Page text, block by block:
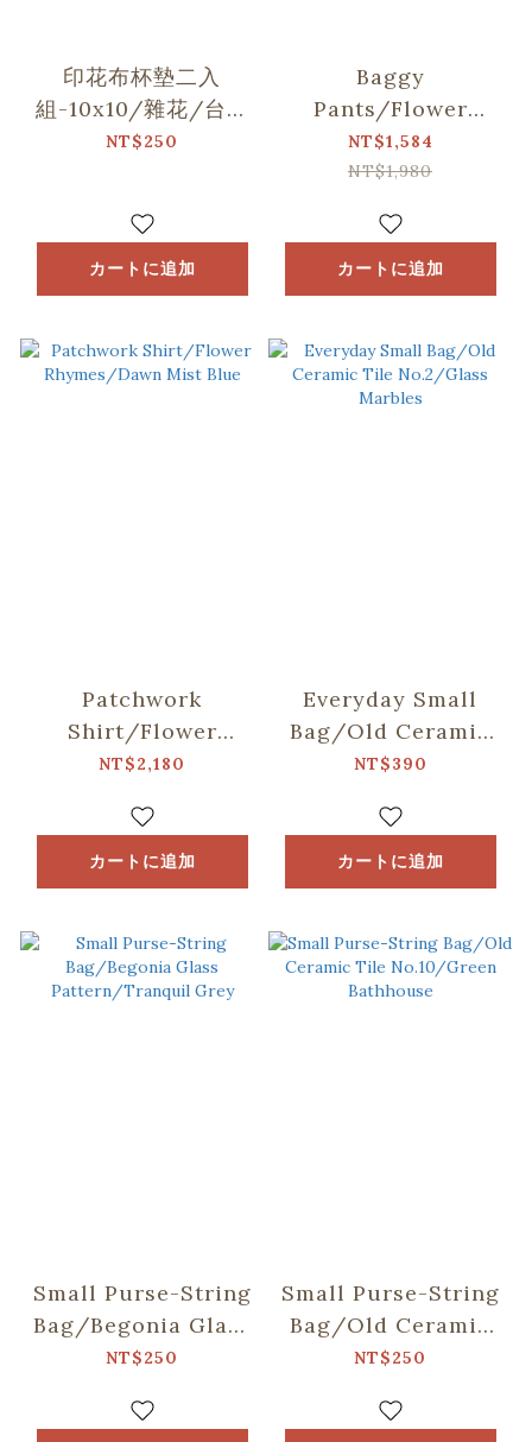
印花布杯墊二入
組-10x10/雜花/台灣
八哥5號/玻璃海棠
NT$250
カートに追加
Baggy
Pants/Flower
Rhymes/Dawn Mist
Blue
NT$1,584
NT$1,980
カートに追加
Patchwork
Shirt/Flower
Rhymes/Dawn Mist
NT$2,180
カートに追加
Everyday Small
Bag/Old Ceramic
Tile No.2/Glass
NT$390
カートに追加
Small Purse-String
Bag/Begonia Glass
Pattern/Tranquil
NT$250
Small Purse-String
Bag/Old Ceramic
Tile No.10/Green
NT$250